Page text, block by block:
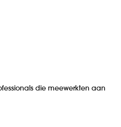
die meewerkten aan